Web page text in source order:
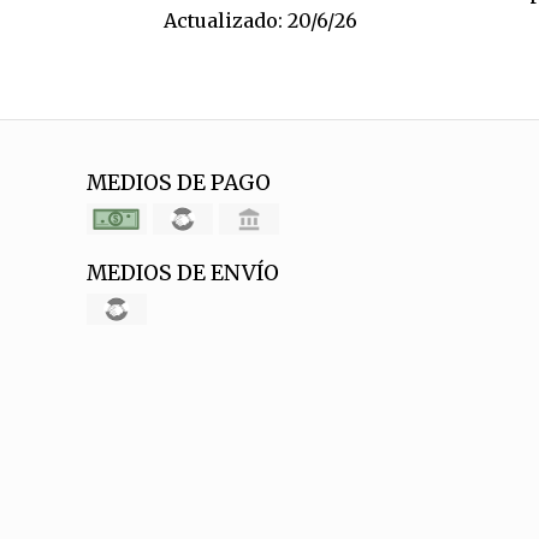
Actualizado: 20/6/26
MEDIOS DE PAGO
MEDIOS DE ENVÍO